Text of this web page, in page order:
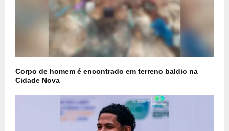
Corpo de homem é encontrado em terreno baldio na
Cidade Nova